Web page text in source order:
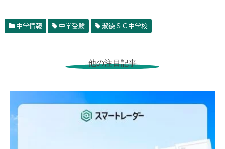
中学情報 中学受験 淑徳ＳＣ中学校
他の注目記事